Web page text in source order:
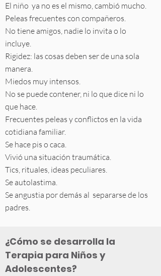
El niño ya no es el mismo, cambió mucho.
Peleas frecuentes con compañeros.
No tiene amigos, nadie lo invita o lo
incluye.
Rigidez: las cosas deben ser de una sola
manera.
Miedos muy intensos.
No se puede contener, ni lo que dice ni lo
que hace.
Frecuentes peleas y conflictos en la vida
cotidiana familiar.
Se hace pis o caca.
Vivió una situación traumática.
Tics, rituales, ideas peculiares.
Se autolastima.
Se angustia por demás al separarse de los
padres.
¿Cómo se desarrolla la
Terapia para Niños y
Adolescentes?